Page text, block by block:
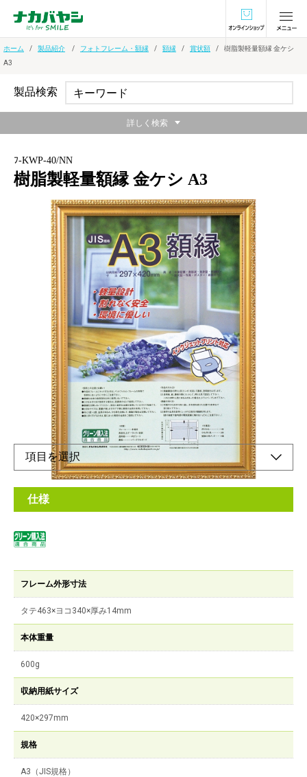
オンラインショ
ホーム 製品紹介 フォトフレーム・額縁 額縁 賞状額
樹脂製軽量額縁 金ケシ
A3
ﾌ-KWP-40/NN
樹脂製軽量額縁 金ケシ A3
つや消し金の装飾が高級感のある額縁
メーカー希望小売価格：
¥2,460 + 税
軽量設計！フレームには再生樹脂を使用した環境にやさしい額縁
スタンド棒付で縦置きも可能です。
仕様
フレーム外形寸法
タテ463×ヨコ340×厚み14mm
本体重量
600g
収納用紙サイズ
420×297mm
規格
A3（JIS規格）
製品検索
詳しく検索